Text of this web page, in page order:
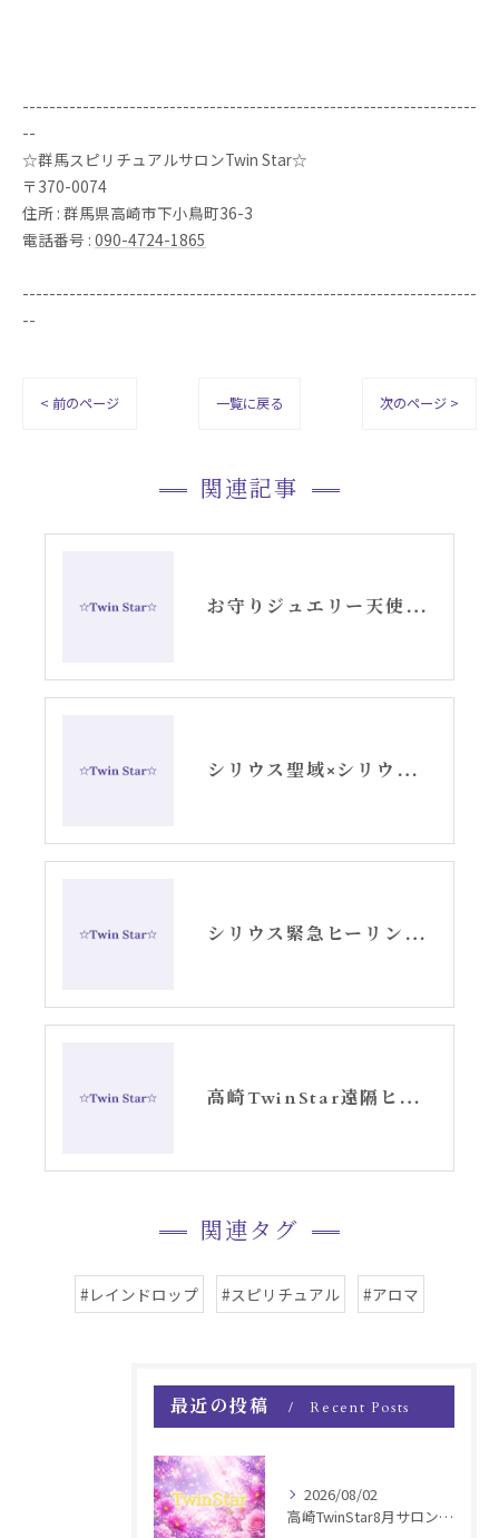
--------------------------------------------------------------------
--
☆群馬スピリチュアルサロンTwin Star☆
〒370-0074
住所 : 群馬県高崎市下小鳥町36-3
電話番号 : 090-4724-1865
--------------------------------------------------------------------
--
< 前のページ 一覧に戻る 次のページ >
関連記事
お守りジュエリー天使の羽根シルバーピアス
シリウス聖域×シリウススター波動水と遠隔お知らせ
シリウス緊急ヒーリングのご感想
高崎TwinStar遠隔ヒーリング⭐︎⭐︎セッションお知らせ
関連タグ
#レインドロップ #スピリチュアル #アロマ
最近の投稿 Recent Posts
2026/08/02
高崎TwinStar8月サロンお知らせ